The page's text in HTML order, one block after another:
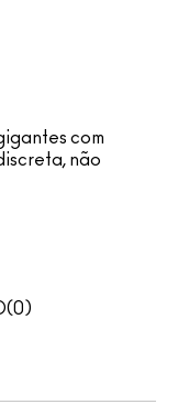
com
não
0